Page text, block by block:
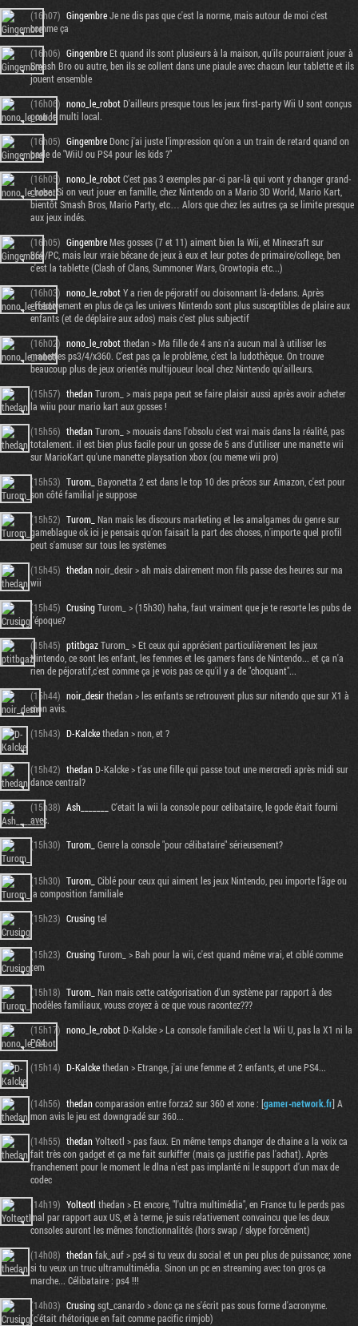
(16h07) GingembreJe ne dis pas que c'est la norme, mais autour de moi c'est
comme ça
(16h06) GingembreEt quand ils sont plusieurs à la maison, qu'ils pourraient jouer à
Smash Bro ou autre, ben ils se collent dans une piaule avec chacun leur tablette et ils
jouent ensemble
(16h06) nono_le_robotD'ailleurs presque tous les jeux first-party Wii U sont conçus
pour le multi local.
(16h05) GingembreDonc j'ai juste l'impression qu'on a un train de retard quand on
parle de "WiiU ou PS4 pour les kids ?"
(16h05) nono_le_robotC'est pas 3 exemples par-ci par-là qui vont y changer grand-
chose. Si on veut jouer en famille, chez Nintendo on a Mario 3D World, Mario Kart,
bientôt Smash Bros, Mario Party, etc… Alors que chez les autres ça se limite presque
aux jeux indés.
(16h05) GingembreMes gosses (7 et 11) aiment bien la Wii, et Minecraft sur
360/PC, mais leur vraie bécane de jeux à eux et leur potes de primaire/college, ben
c'est la tablette (Clash of Clans, Summoner Wars, Growtopia etc...)
(16h03) nono_le_robotY a rien de péjoratif ou cloisonnant là-dedans. Après
effectivement en plus de ça les univers Nintendo sont plus susceptibles de plaire aux
enfants (et de déplaire aux ados) mais c'est plus subjectif
(16h02) nono_le_robotthedan > Ma fille de 4 ans n'a aucun mal à utiliser les
manettes ps3/4/x360. C'est pas ça le problème, c'est la ludothèque. On trouve
beaucoup plus de jeux orientés multijoueur local chez Nintendo qu'ailleurs.
(15h57) thedanTurom_ > mais papa peut se faire plaisir aussi après avoir acheter
la wiiu pour mario kart aux gosses !
(15h56) thedanTurom_ > mouais dans l'obsolu c'est vrai mais dans la réalité, pas
totalement. il est bien plus facile pour un gosse de 5 ans d'utiliser une manette wii
sur MarioKart qu'une manette playsation xbox (ou meme wii pro)
(15h53) Turom_ Bayonetta 2 est dans le top 10 des précos sur Amazon, c'est pour
son côté familial je suppose
(15h52) Turom_ Nan mais les discours marketing et les amalgames du genre sur
gameblague ok ici je pensais qu'on faisait la part des choses, n'importe quel profil
peut s'amuser sur tous les systèmes
(15h45) thedannoir_desir > ah mais clairement mon fils passe des heures sur ma
wii
(15h45) CrusingTurom_ > (15h30) haha, faut vraiment que je te resorte les pubs de
l'époque?
(15h45) ptitbgazTurom_ > Et ceux qui apprécient particulièrement les jeux
Nintendo, ce sont les enfant, les femmes et les gamers fans de Nintendo... et ça n'a
rien de péjoratif,c'est comme ça je vois pas ce qu'il y a de "choquant"...
(15h44) noir_desirthedan > les enfants se retrouvent plus sur nitendo que sur X1 à
mon avis.
(15h43) D-Kalckethedan > non, et ?
(15h42) thedanD-Kalcke > t'as une fille qui passe tout une mercredi après midi sur
dance central?
(15h38) Ash_______
C'etait la wii la console pour celibataire, le gode était fourni
avec.
(15h30) Turom_ Genre la console "pour célibataire" sérieusement?
(15h30) Turom_ Ciblé pour ceux qui aiment les jeux Nintendo, peu importe l'âge ou
la composition familiale
(15h23) Crusingtel
(15h23) CrusingTurom_ > Bah pour la wii, c'est quand même vrai, et ciblé comme
tem
(15h18) Turom_ Nan mais cette catégorisation d'un système par rapport à des
modèles familiaux, vouss croyez à ce que vous racontez???
(15h17) nono_le_robotD-Kalcke > La console familiale c'est la Wii U, pas la X1 ni la
PS4
(15h14) D-Kalckethedan > Etrange, j'ai une femme et 2 enfants, et une PS4...
(14h56) thedancomparasion entre forza2 sur 360 et xone : [gamer-network.fr] A
mon avis le jeu est downgradé sur 360...
(14h55) thedanYolteotl > pas faux. En même temps changer de chaine a la voix ca
fait très con gadget et ça me fait surkiffer (mais ça justifie pas l'achat). Après
franchement pour le moment le dlna n'est pas implanté ni le support d'un max de
codec
(14h19) Yolteotl thedan > Et encore, "l'ultra multimédia", en France tu le perds pas
mal par rapport aux US, et à terme, je suis relativement convaincu que les deux
consoles auront les mêmes fonctionnalités (hors swap / skype forcément)
(14h08) thedanfak_auf > ps4 si tu veux du social et un peu plus de puissance; xone
si tu veux un truc ultramultimédia. Sinon un pc en streaming avec ton gros ça
marche... Célibataire : ps4 !!!
(14h03) Crusingsgt_canardo > donc ça ne s'écrit pas sous forme d'acronyme.
(c'était rhétorique en fait comme pacific rimjob)